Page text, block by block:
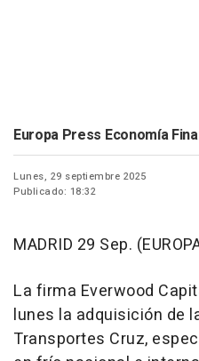
Europa Press Economía
Lunes, 29 septiembre 2025
Publicado: 18:32
MADRID 29 Sep.
La firma Everwood
lunes la adquisición de
Transportes Cruz,